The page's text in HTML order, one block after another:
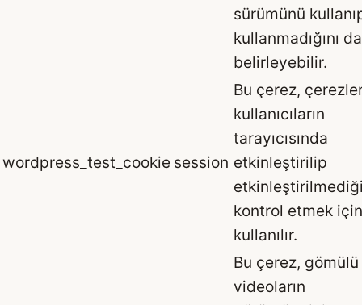
sürümünü
kullanmadığını da
belirleyebilir.
wordpress_test_cookie session
Bu çerez,
kullanıcıların
tarayıcısında
etkinleştirilip
kontrol etmek için
kullanılır.
Bu çerez, gömülü
videoların